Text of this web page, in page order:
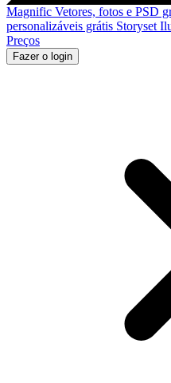
Magnific Vetores, fotos e PSD
personalizáveis grátis Storyset
Preços
Fazer o login